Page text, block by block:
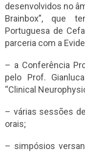
desenvolvidos no
Brainbox”, que
Portuguesa de
parceria com a
– a Conferência
pelo Prof.
“Clinical
– várias sessões
orais;
– simpósios